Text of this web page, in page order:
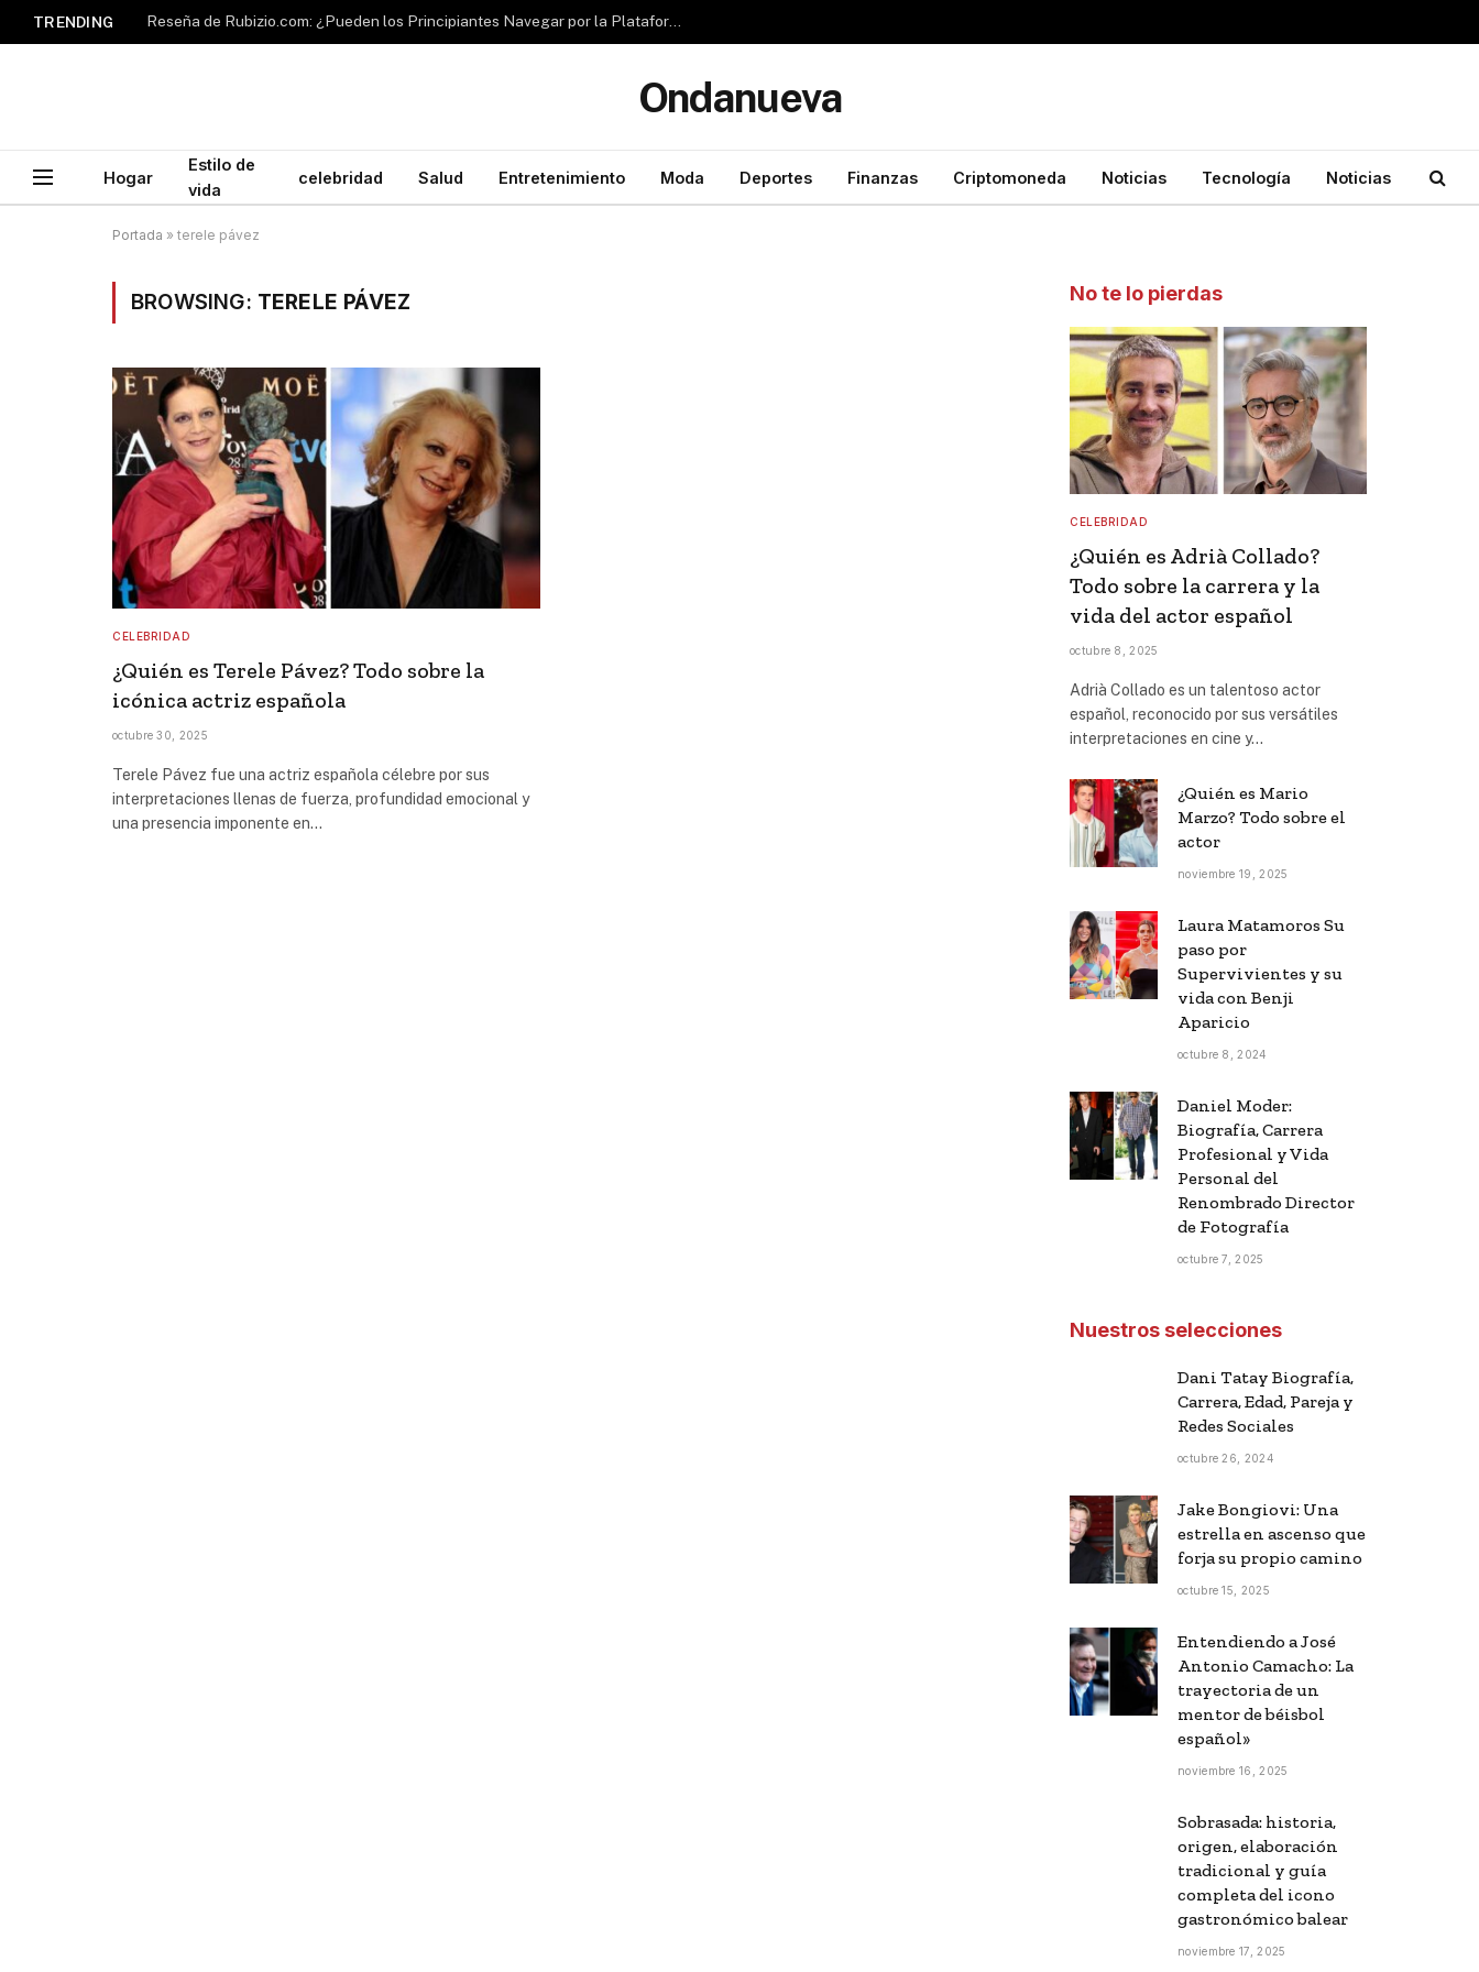
TRENDING Reseña de Rubizio.com: ¿Pueden los Principiantes Navegar por la Plataforma con Facilidad?
Ondanueva
Hogar
Estilo de
vida
celebridad Salud Entretenimiento Moda Deportes Finanzas Criptomoneda Noticias Tecnología Noticias
Portada » terele pávez
BROWSING: TERELE PÁVEZ
CELEBRIDAD
¿Quién es Terele Pávez? Todo sobre la
icónica actriz española
octubre 30, 2025
Terele Pávez fue una actriz española célebre por sus
interpretaciones llenas de fuerza, profundidad emocional y
una presencia imponente en…
No te lo pierdas
CELEBRIDAD
¿Quién es Adrià Collado?
Todo sobre la carrera y la
vida del actor español
octubre 8, 2025
Adrià Collado es un talentoso actor
español, reconocido por sus versátiles
interpretaciones en cine y…
¿Quién es Mario
Marzo? Todo sobre el
actor
noviembre 19, 2025
Laura Matamoros Su
paso por
Supervivientes y su
vida con Benji
Aparicio
octubre 8, 2024
Daniel Moder:
Biografía, Carrera
Profesional y Vida
Personal del
Renombrado Director
de Fotografía
octubre 7, 2025
Nuestros selecciones
Dani Tatay Biografía,
Carrera, Edad, Pareja y
Redes Sociales
octubre 26, 2024
Jake Bongiovi: Una
estrella en ascenso que
forja su propio camino
octubre 15, 2025
Entendiendo a José
Antonio Camacho: La
trayectoria de un
mentor de béisbol
español»
noviembre 16, 2025
Sobrasada: historia,
origen, elaboración
tradicional y guía
completa del icono
gastronómico balear
noviembre 17, 2025